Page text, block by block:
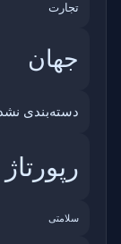
تجارت
جهان
دسته‌بندی
رپورتاژ
سلامتی